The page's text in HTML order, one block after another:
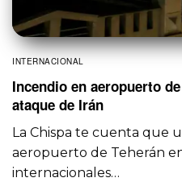
INTERNACIONAL
Incendio en aeropuerto
ataque de Irán
La Chispa te cuenta que
aeropuerto de Teherán
internacionales…